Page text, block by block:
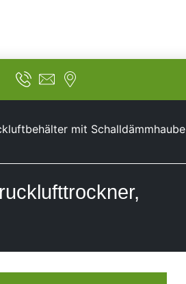
mit Schalldämmhaube